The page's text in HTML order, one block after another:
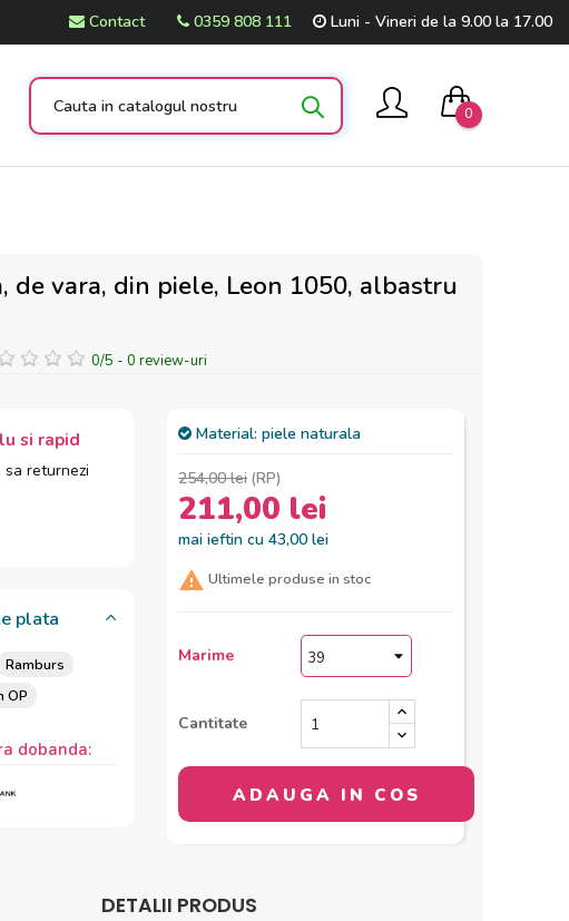
Contact 0359 808 111 Luni - Vineri de la 9.00 la 17.00
0
de vara, din piele, Leon 1050, albastru
0/5 - 0 review-uri
si rapid
returnezi
plata
Ramburs
Plata prin OP
dobanda:
Material: piele naturala
254,00 lei(RP)
211,00 lei
mai ieftin cu 43,00 lei
 Ultimele produse in stoc
Marime
Cantitate
ADAUGA IN COS
DETALII PRODUS